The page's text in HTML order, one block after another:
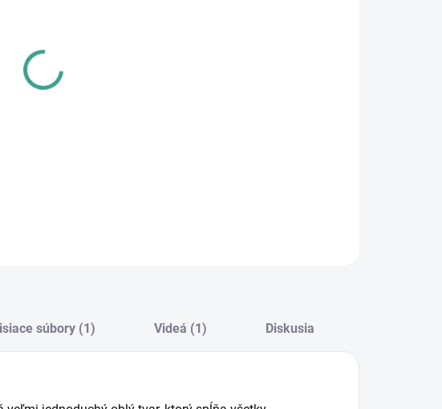
súbory (1) Videá (1) Diskusia